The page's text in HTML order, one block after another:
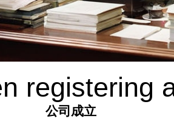
registering
公司成立